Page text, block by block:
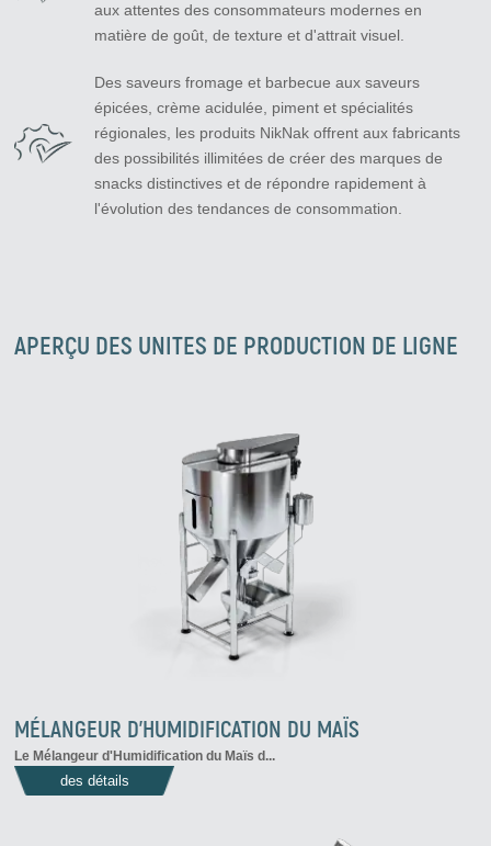
aux attentes des consommateurs modernes en
matière de goût, de texture et d'attrait visuel.
Des saveurs fromage et barbecue aux saveurs
épicées, crème acidulée, piment et spécialités
régionales, les produits NikNak offrent aux fabricants
des possibilités illimitées de créer des marques de
snacks distinctives et de répondre rapidement à
l'évolution des tendances de consommation.
APERÇU DES UNITES DE PRODUCTION DE LIGNE
MÉLANGEUR D'HUMIDIFICATION DU MAÏS
Le Mélangeur d'Humidification du Maïs d...
des détails